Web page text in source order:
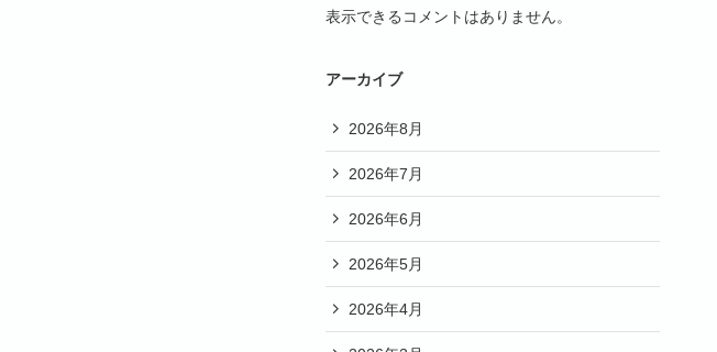
表示できるコメントはありません。
アーカイブ
2026年8月
2026年7月
2026年6月
2026年5月
2026年4月